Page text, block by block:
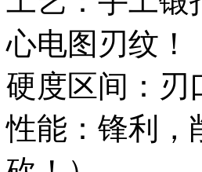
心电图刃纹！
硬度区间：刃
性能：锋利，